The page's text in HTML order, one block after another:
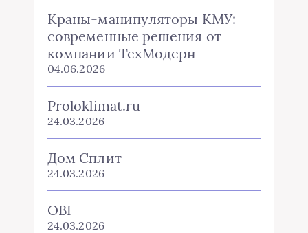
Краны-манипуляторы КМУ:
современные решения от
компании ТехМодерн
04.06.2026
Proloklimat.ru
24.03.2026
Дом Сплит
24.03.2026
OBI
24.03.2026